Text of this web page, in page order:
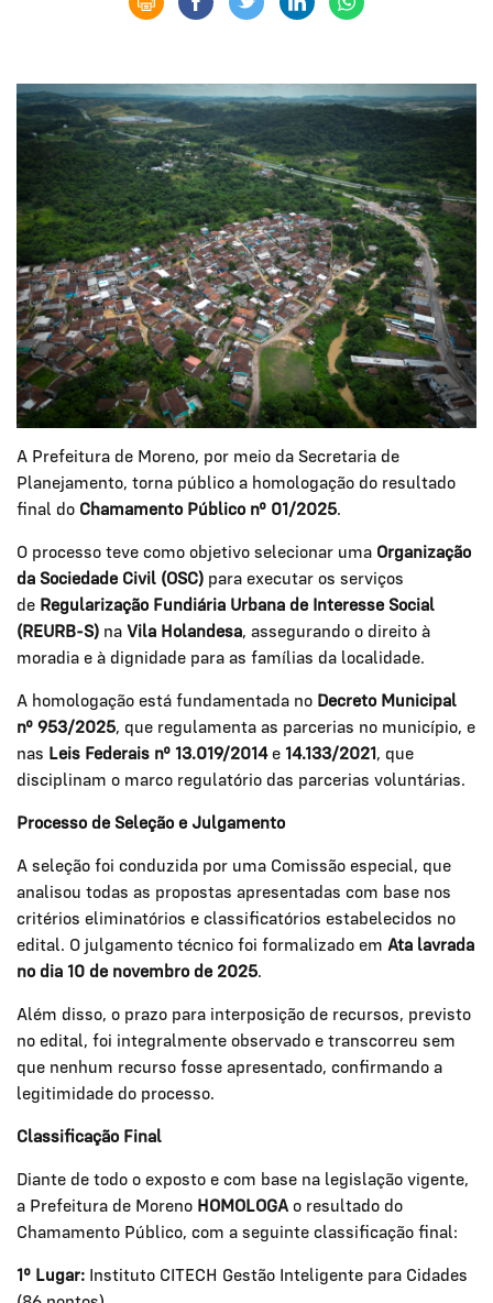
A Prefeitura de Moreno, por meio da Secretaria de
Planejamento, torna público a homologação do resultado
final do Chamamento Público nº 01/2025.
O processo teve como objetivo selecionar uma Organização
da Sociedade Civil (OSC) para executar os serviços
de Regularização Fundiária Urbana de Interesse Social
(REURB-S) na Vila Holandesa, assegurando o direito à
moradia e à dignidade para as famílias da localidade.
A homologação está fundamentada no Decreto Municipal
nº 953/2025, que regulamenta as parcerias no município, e
nas Leis Federais nº 13.019/2014e 14.133/2021, que
disciplinam o marco regulatório das parcerias voluntárias.
Processo de Seleção e Julgamento
A seleção foi conduzida por uma Comissão especial, que
analisou todas as propostas apresentadas com base nos
critérios eliminatórios e classificatórios estabelecidos no
edital. O julgamento técnico foi formalizado em Ata lavrada
no dia 10 de novembro de 2025.
Além disso, o prazo para interposição de recursos, previsto
no edital, foi integralmente observado e transcorreu sem
que nenhum recurso fosse apresentado, confirmando a
legitimidade do processo.
Classificação Final
Diante de todo o exposto e com base na legislação vigente,
a Prefeitura de Moreno HOMOLOGAo resultado do
Chamamento Público, com a seguinte classificação final:
1º Lugar: Instituto CITECH Gestão Inteligente para Cidades